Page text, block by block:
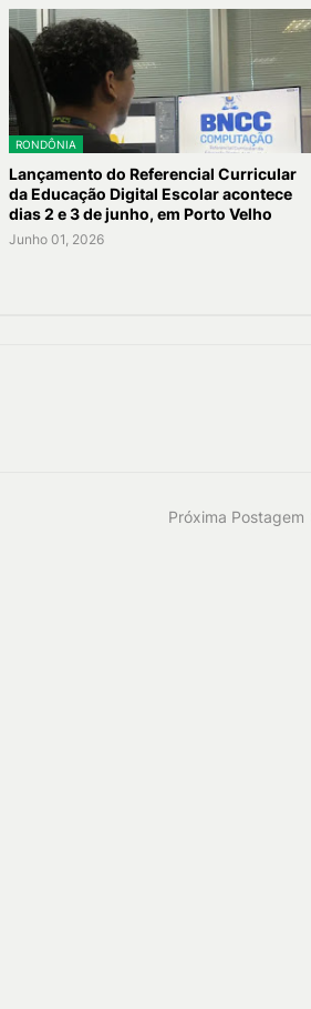
RONDÔNIA
Lançamento do Referencial Curricular
da Educação Digital Escolar acontece
dias 2 e 3 de junho, em Porto Velho
Junho 01, 2026
Próxima Postagem